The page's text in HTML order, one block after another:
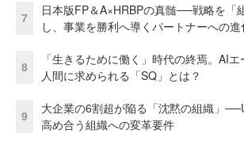
7
日本版FP＆A×HRBPの真髄──戦略を「
し、事業を勝利へ導くパートナーへの進
8
「生きるために働く」時代の終焉。AI
人間に求められる「SQ」とは？
9
大企業の6割超が陥る「沈黙の組織」
高め合う組織への変革要件